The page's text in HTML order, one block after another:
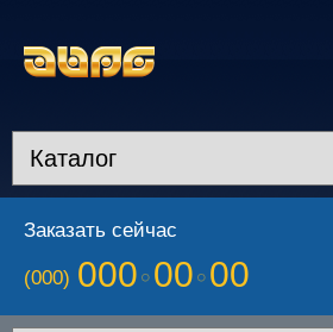
Заказать сейчас
(000) 000 00 00